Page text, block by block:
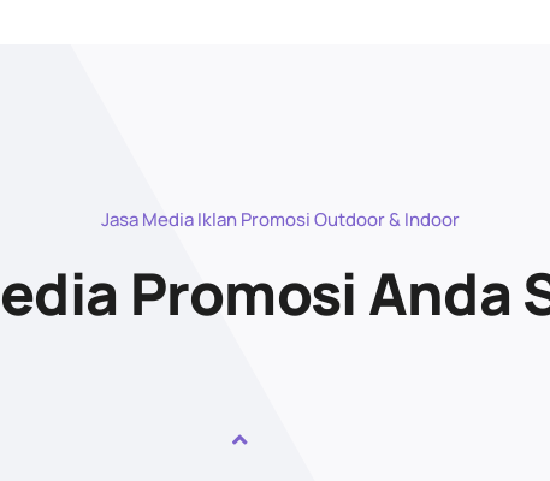
Jasa Media Iklan Promosi Outdoor & Indoor
Promosi Anda